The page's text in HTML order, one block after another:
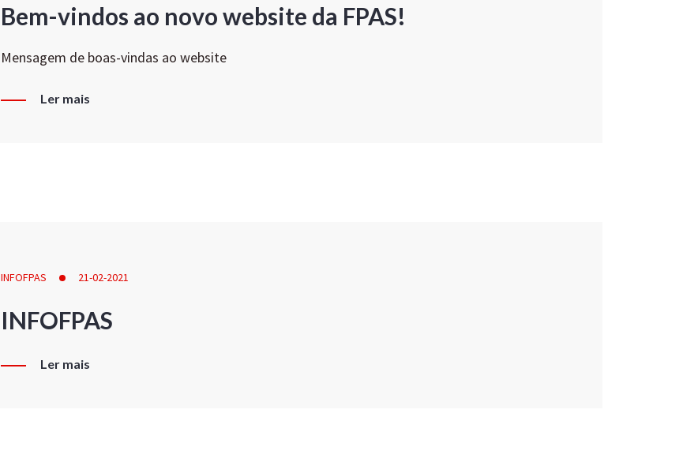
Bem-vindos ao novo website da FPAS!
Mensagem de boas-vindas ao website
Ler mais
INFOFPAS 21-02-2021
INFOFPAS
Ler mais